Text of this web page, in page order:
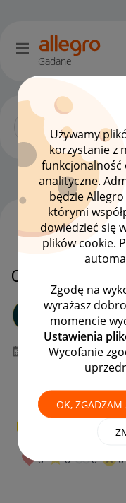
Używamy
korzystanie z
funkcjonalność
analityczne.
będzie
którymi
dowiedzieć się
plików cookie.
Zgodę na
wyrażasz
momencie
Ustawienia
Wycofanie
OK, ZGADZAM
Gadane
Dyskusje
Co mam
Marzena95g
#8 Zapaleniec
‎26-03-2020 21:06
0 0 0 0